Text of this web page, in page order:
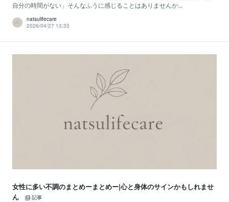
自分の時間がない」そんなふうに感じることはありませんか...
natsulifecare
2026/04/27 13:33
女性に多い不調のまとめーまとめー|心と身体のサインかもしれませ
ん
記事